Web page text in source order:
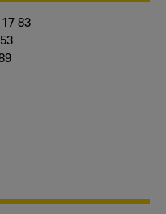
83